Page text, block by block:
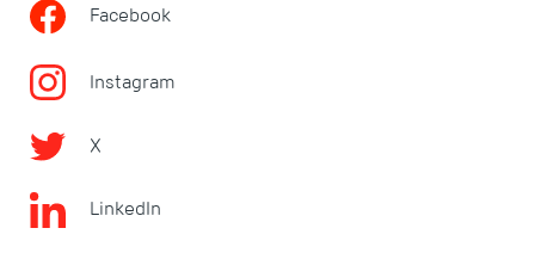
Facebook
Instagram
X
LinkedIn